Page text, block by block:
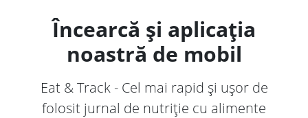
Încearcă și aplicația
noastră de mobil
Eat & Track - Cel mai rapid și ușor de
folosit jurnal de nutriție cu alimente